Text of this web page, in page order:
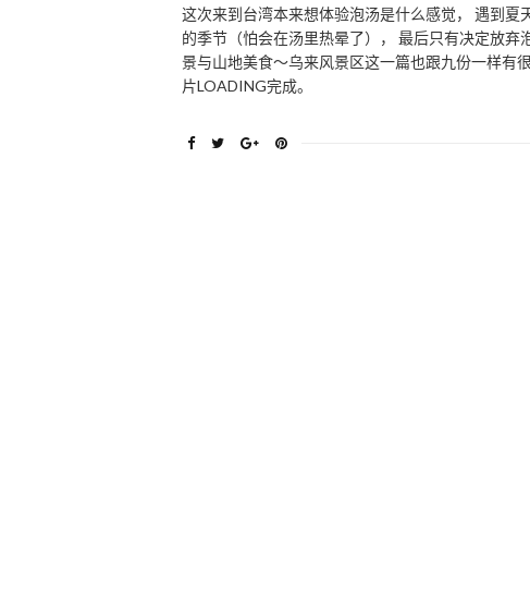
这次来到台湾本来想体验泡汤是什么感觉， 遇到
的季节（怕会在汤里热晕了）， 最后只有决定放
景与山地美食～乌来风景区这一篇也跟九份一样有
片LOADING完成。